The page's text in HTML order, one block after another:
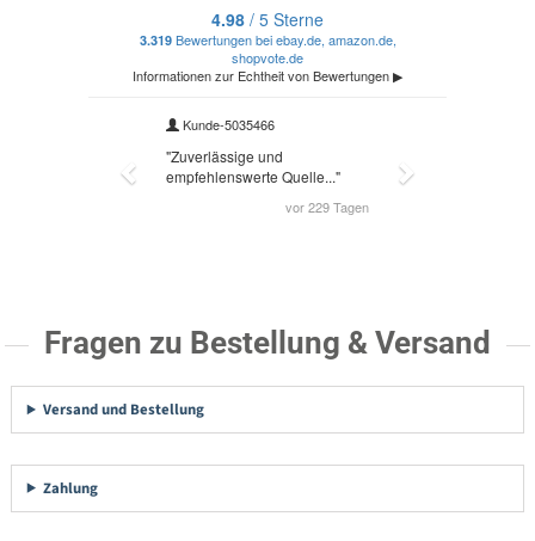
Fragen zu Bestellung & Versand
Versand und Bestellung
Zahlung